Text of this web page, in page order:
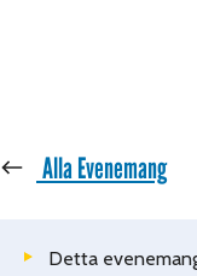
« Alla Evenemang
Detta